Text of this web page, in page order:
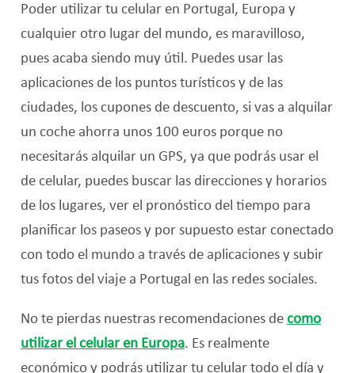
Poder utilizar tu celular en Portugal, Europa y
cualquier otro lugar del mundo, es maravilloso,
pues acaba siendo muy útil. Puedes usar las
aplicaciones de los puntos turísticos y de las
ciudades, los cupones de descuento, si vas a alquilar
un coche ahorra unos 100 euros porque no
necesitarás alquilar un GPS, ya que podrás usar el
de celular, puedes buscar las direcciones y horarios
de los lugares, ver el pronóstico del tiempo para
planificar los paseos y por supuesto estar conectado
con todo el mundo a través de aplicaciones y subir
tus fotos del viaje a Portugal en las redes sociales.
No te pierdas nuestras recomendaciones de como
utilizar el celular en Europa. Es realmente
económico y podrás utilizar tu celular todo el día y